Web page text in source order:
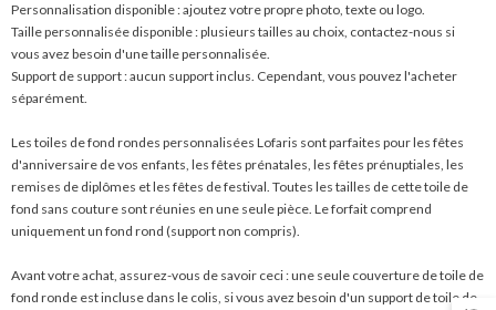
Personnalisation disponible : ajoutez votre propre photo, texte ou logo.
Taille personnalisée disponible : plusieurs tailles au choix, contactez-nous si
vous avez besoin d'une taille personnalisée.
Support de support : aucun support inclus. Cependant, vous pouvez l'acheter
séparément.
Les toiles de fond rondes personnalisées Lofaris sont parfaites pour les fêtes
d'anniversaire de vos enfants, les fêtes prénatales, les fêtes prénuptiales, les
remises de diplômes et les fêtes de festival. Toutes les tailles de cette toile de
fond sans couture sont réunies en une seule pièce. Le forfait comprend
uniquement un fond rond (support non compris).
Avant votre achat, assurez-vous de savoir ceci : une seule couverture de toile de
fond ronde est incluse dans le colis, si vous avez besoin d'un support de toile de